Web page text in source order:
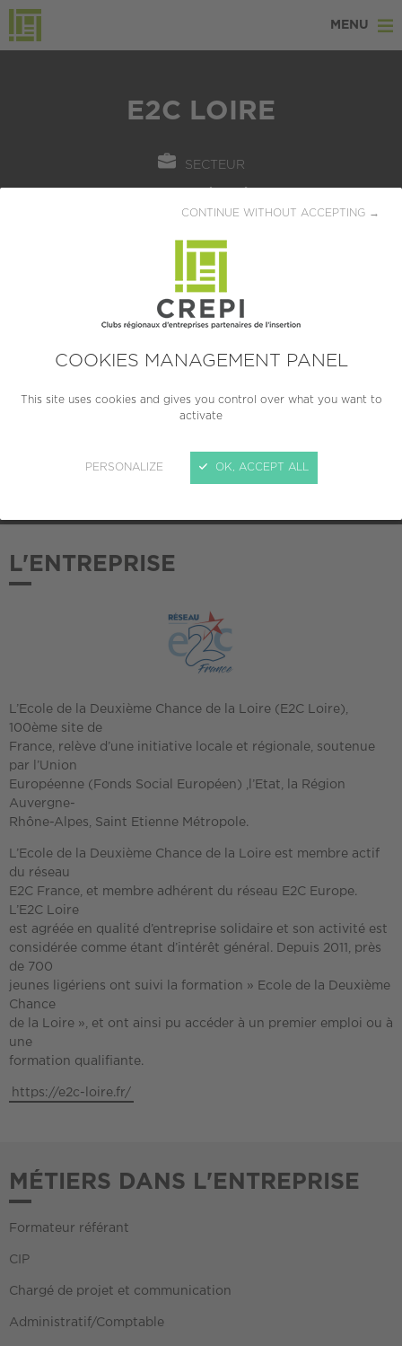
COOKIES MANAGEMENT PANEL
This site uses cookies and gives you control over what you want to
activate
PERSONALIZE
CONTINUE WITHOUT ACCEPTING →
OK, ACCEPT ALL
MENU
E2C LOIRE
SECTEUR
CRÉATION
2009
TPE (moins de 10 salariés)
2014
L'ENTREPRISE
L’Ecole de la Deuxième Chance de la Loire (E2C Loire),
100ème site de
France, relève d’une initiative locale et régionale, soutenue
par l’Union
Européenne (Fonds Social Européen) ,l’Etat, la Région
Auvergne-
Rhône-Alpes, Saint Etienne Métropole.
L’Ecole de la Deuxième Chance de la Loire est membre actif
du réseau
E2C France, et membre adhérent du réseau E2C Europe.
L’E2C Loire
est agréée en qualité d’entreprise solidaire et son activité est
considérée comme étant d’intérêt général. Depuis 2011, près
de 700
jeunes ligériens ont suivi la formation » Ecole de la Deuxième
Chance
de la Loire », et ont ainsi pu accéder à un premier emploi ou à
une
formation qualifiante.
https://e2c-loire.fr/
MÉTIERS DANS L'ENTREPRISE
Formateur référant
CIP
Chargé de projet et communication
Administratif/Comptable